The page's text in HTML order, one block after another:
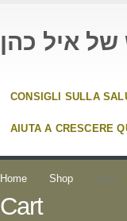
איל כהן
CONSIGLI SULLA
AIUTA A CRESCERE
Home Shop Cart
Cart